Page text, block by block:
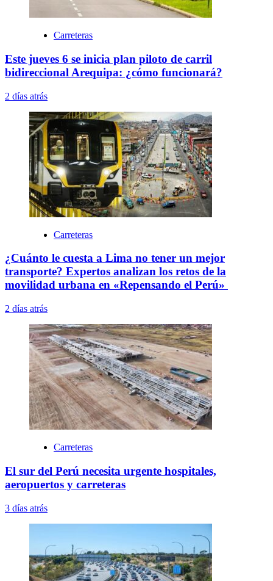
Carreteras
Este jueves 6 se inicia plan piloto de carril
bidireccional Arequipa: ¿cómo funcionará?
2 días atrás
Carreteras
¿Cuánto le cuesta a Lima no tener un mejor
transporte? Expertos analizan los retos de la
movilidad urbana en «Repensando el Perú»
2 días atrás
Carreteras
El sur del Perú necesita urgente hospitales,
aeropuertos y carreteras
3 días atrás